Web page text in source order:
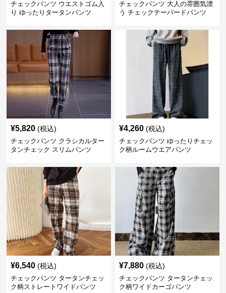
チェックパンツ ウエストゴム入
り ゆったりタータンパンツ
チェックパンツ 大人の雰囲気漂
う チェックテーパードパンツ
¥5,820 (税込)
チェックパンツ クラシカルター
タンチェック スリムパンツ
¥4,260 (税込)
チェックパンツ ゆったりチェッ
ク柄ルームウエアパンツ
¥6,540 (税込)
チェックパンツ タータンチェッ
ク柄ストレートワイドパンツ
¥7,880 (税込)
チェックパンツ タータンチェッ
ク柄ワイドカーゴパンツ